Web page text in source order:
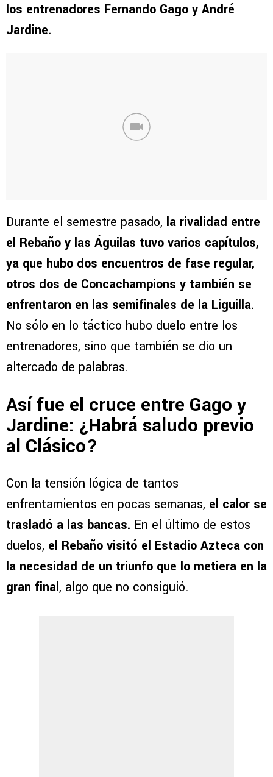
los entrenadores Fernando Gago y André
Jardine.
Durante el semestre pasado, la rivalidad entre
el Rebaño y las Águilas tuvo varios capítulos,
ya que hubo dos encuentros de fase regular,
otros dos de Concachampions y también se
enfrentaron en las semifinales de la Liguilla.
No sólo en lo táctico hubo duelo entre los
entrenadores, sino que también se dio un
altercado de palabras.
Así fue el cruce entre Gago y
Jardine: ¿Habrá saludo previo
al Clásico?
Con la tensión lógica de tantos
enfrentamientos en pocas semanas, el calor se
trasladó a las bancas. En el último de estos
duelos, el Rebaño visitó el Estadio Azteca con
la necesidad de un triunfo que lo metiera en la
gran final, algo que no consiguió.